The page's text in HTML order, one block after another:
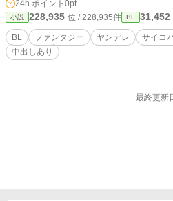
ず、盗んだ金で遊びまくり、自分を正当評価
そしてついにルーツリアにぴったりな場所
てしまい、囚われてしまう。 兄は弟に告げる。 「決めた。お前の将来は俺が決
める」 昔とは別人のように豹変した兄。その理由は……
のif作品です。メインを読んでなくても読め
24h.ポイント 0pt
小説 228,935 位 / 228,935件 BL 31,452
BL ファンタジー ヤンデレ サイコ
中出しあり
最終更新